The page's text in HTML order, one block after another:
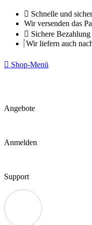
Zum
Inhalt
springen
Schnelle und
Wir versenden das
Sichere Bezahlung
Wir liefern auch
Shop-Menü
Angebote
Anmelden
Support